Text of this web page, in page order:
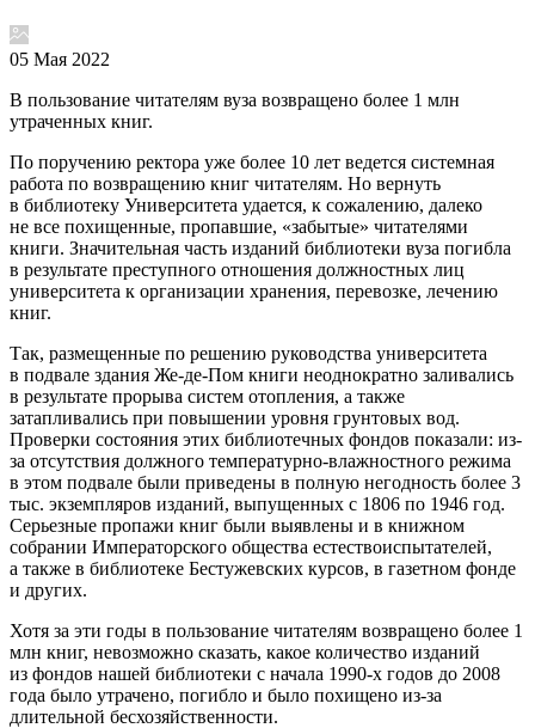
05 Мая 2022
В пользование читателям вуза возвращено более 1 млн
утраченных книг.
По поручению ректора уже более 10 лет ведется системная
работа по возвращению книг читателям. Но вернуть
в библиотеку Университета удается, к сожалению, далеко
не все похищенные, пропавшие, «забытые» читателями
книги. Значительная часть изданий библиотеки вуза погибла
в результате преступного отношения должностных лиц
университета к организации хранения, перевозке, лечению
книг.
Так, размещенные по решению руководства университета
в подвале здания Же-де-Пом книги неоднократно заливались
в результате прорыва систем отопления, а также
затапливались при повышении уровня грунтовых вод.
Проверки состояния этих библиотечных фондов показали: из-
за отсутствия должного температурно-влажностного режима
в этом подвале были приведены в полную негодность более 3
тыс. экземпляров изданий, выпущенных с 1806 по 1946 год.
Серьезные пропажи книг были выявлены и в книжном
собрании Императорского общества естествоиспытателей,
а также в библиотеке Бестужевских курсов, в газетном фонде
и других.
Хотя за эти годы в пользование читателям возвращено более 1
млн книг, невозможно сказать, какое количество изданий
из фондов нашей библиотеки с начала 1990-х годов до 2008
года было утрачено, погибло и было похищено из-за
длительной бесхозяйственности.